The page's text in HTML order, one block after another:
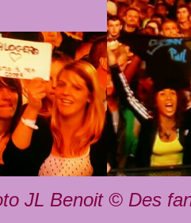
JL Benoit © Des